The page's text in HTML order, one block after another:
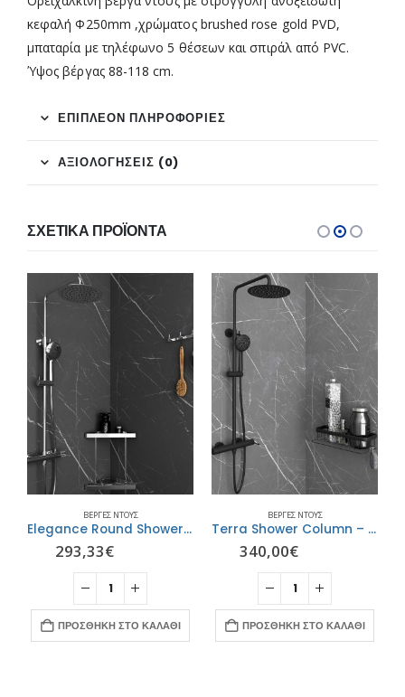
κεφαλή Φ250mm ,χρώματος brushed rose gold PVD,
μπαταρία με τηλέφωνο 5 θέσεων και σπιράλ από PVC.
Ύψος βέργας 88-118 cm.
ΕΠΙΠΛΈΟΝ ΠΛΗΡΟΦΟΡΊΕΣ
ΑΞΙΟΛΟΓΉΣΕΙΣ (0)
ΣΧΕΤΙΚΆ ΠΡΟΪΌΝΤΑ
ΒΈΡΓΕΣ ΝΤΟΥΣ
Elegance Round Shower Column – Chrome ORABELLA
293,33€
ΠΡΟΣΘΉΚΗ ΣΤΟ ΚΑΛΆΘΙ
ΒΈΡΓΕΣ ΝΤΟΥΣ
Terra Shower Column – Black Matt ORABELLA
340,00€
ΠΡΟΣΘΉΚΗ ΣΤΟ ΚΑΛΆΘΙ